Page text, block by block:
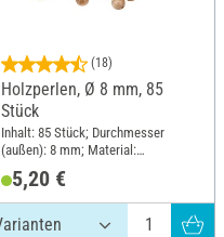
(18)
Holzperlen, Ø 8 mm, 85
Stück
Inhalt: 85 Stück; Durchmesser
(außen): 8 mm; Material:
5,20 €